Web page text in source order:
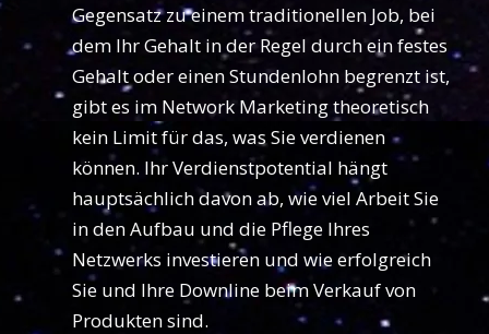
Gegensatz zu einem traditionellen Job, bei
dem Ihr Gehalt in der Regel durch ein festes
Gehalt oder einen Stundenlohn begrenzt ist,
gibt es im Network Marketing theoretisch
kein Limit für das, was Sie verdienen
können. Ihr Verdienstpotential hängt
hauptsächlich davon ab, wie viel Arbeit Sie
in den Aufbau und die Pflege Ihres
Netzwerks investieren und wie erfolgreich
Sie und Ihre Downline beim Verkauf von
Produkten sind.